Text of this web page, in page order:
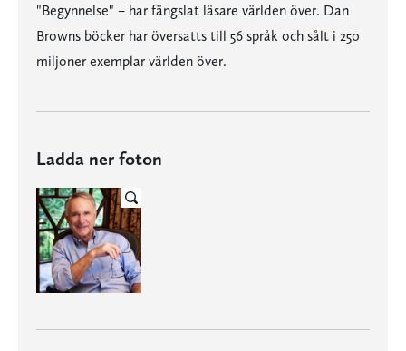
"Begynnelse" – har fängslat läsare världen över. Dan
Browns böcker har översatts till 56 språk och sålt i 250
miljoner exemplar världen över.
Ladda ner foton